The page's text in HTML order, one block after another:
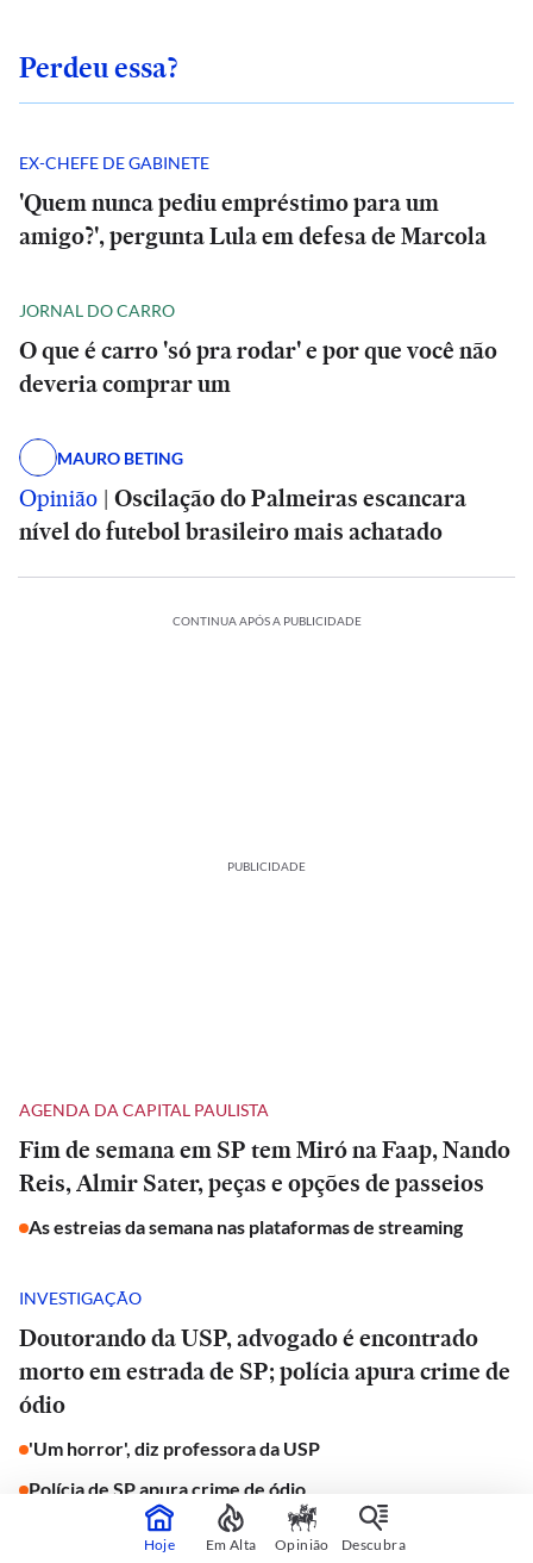
Perdeu essa?
EX-CHEFE DE GABINETE
'Quem nunca pediu empréstimo para um
amigo?', pergunta Lula em defesa de Marcola
JORNAL DO CARRO
O que é carro 'só pra rodar' e por que você não
deveria comprar um
MAURO BETING
Opinião | Oscilação do Palmeiras escancara
nível do futebol brasileiro mais achatado
CONTINUA APÓS A PUBLICIDADE
PUBLICIDADE
AGENDA DA CAPITAL PAULISTA
Fim de semana em SP tem Miró na Faap, Nando
Reis, Almir Sater, peças e opções de passeios
As estreias da semana nas plataformas de streaming
INVESTIGAÇÃO
Doutorando da USP, advogado é encontrado
morto em estrada de SP; polícia apura crime de
ódio
'Um horror', diz professora da USP
Polícia de SP apura crime de ódio
Hoje Em Alta Opinião Descubra